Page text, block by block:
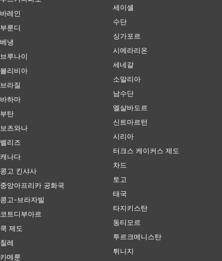
바레인
부룬디
베냉
브루나이
볼리비아
브라질
바하마
부탄
보츠와나
벨리즈
캐나다
콩고 킨샤사
중앙아프리카 공화국
콩고-브라자빌
코트디부아르
쿡 제도
칠레
카메룬
세이셸
수단
싱가포르
시에라리온
세네갈
소말리아
남수단
엘살바도르
신트마르턴
시리아
터크스 케이커스 제도
차드
토고
태국
타지키스탄
동티모르
투르크메니스탄
튀니지